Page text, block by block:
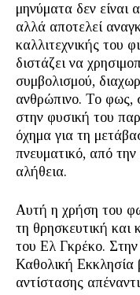
μηνύματα δεν είναι
αλλά αποτελεί
καλλιτεχνικής του
διστάζει να
συμβολισμού,
ανθρώπινο. Το φως,
στην φυσική του
όχημα για τη
πνευματικό, από
αλήθεια.
Αυτή η χρήση του
τη θρησκευτική και
του Ελ Γκρέκο.
Καθολική Εκκλησία
αντίστασης